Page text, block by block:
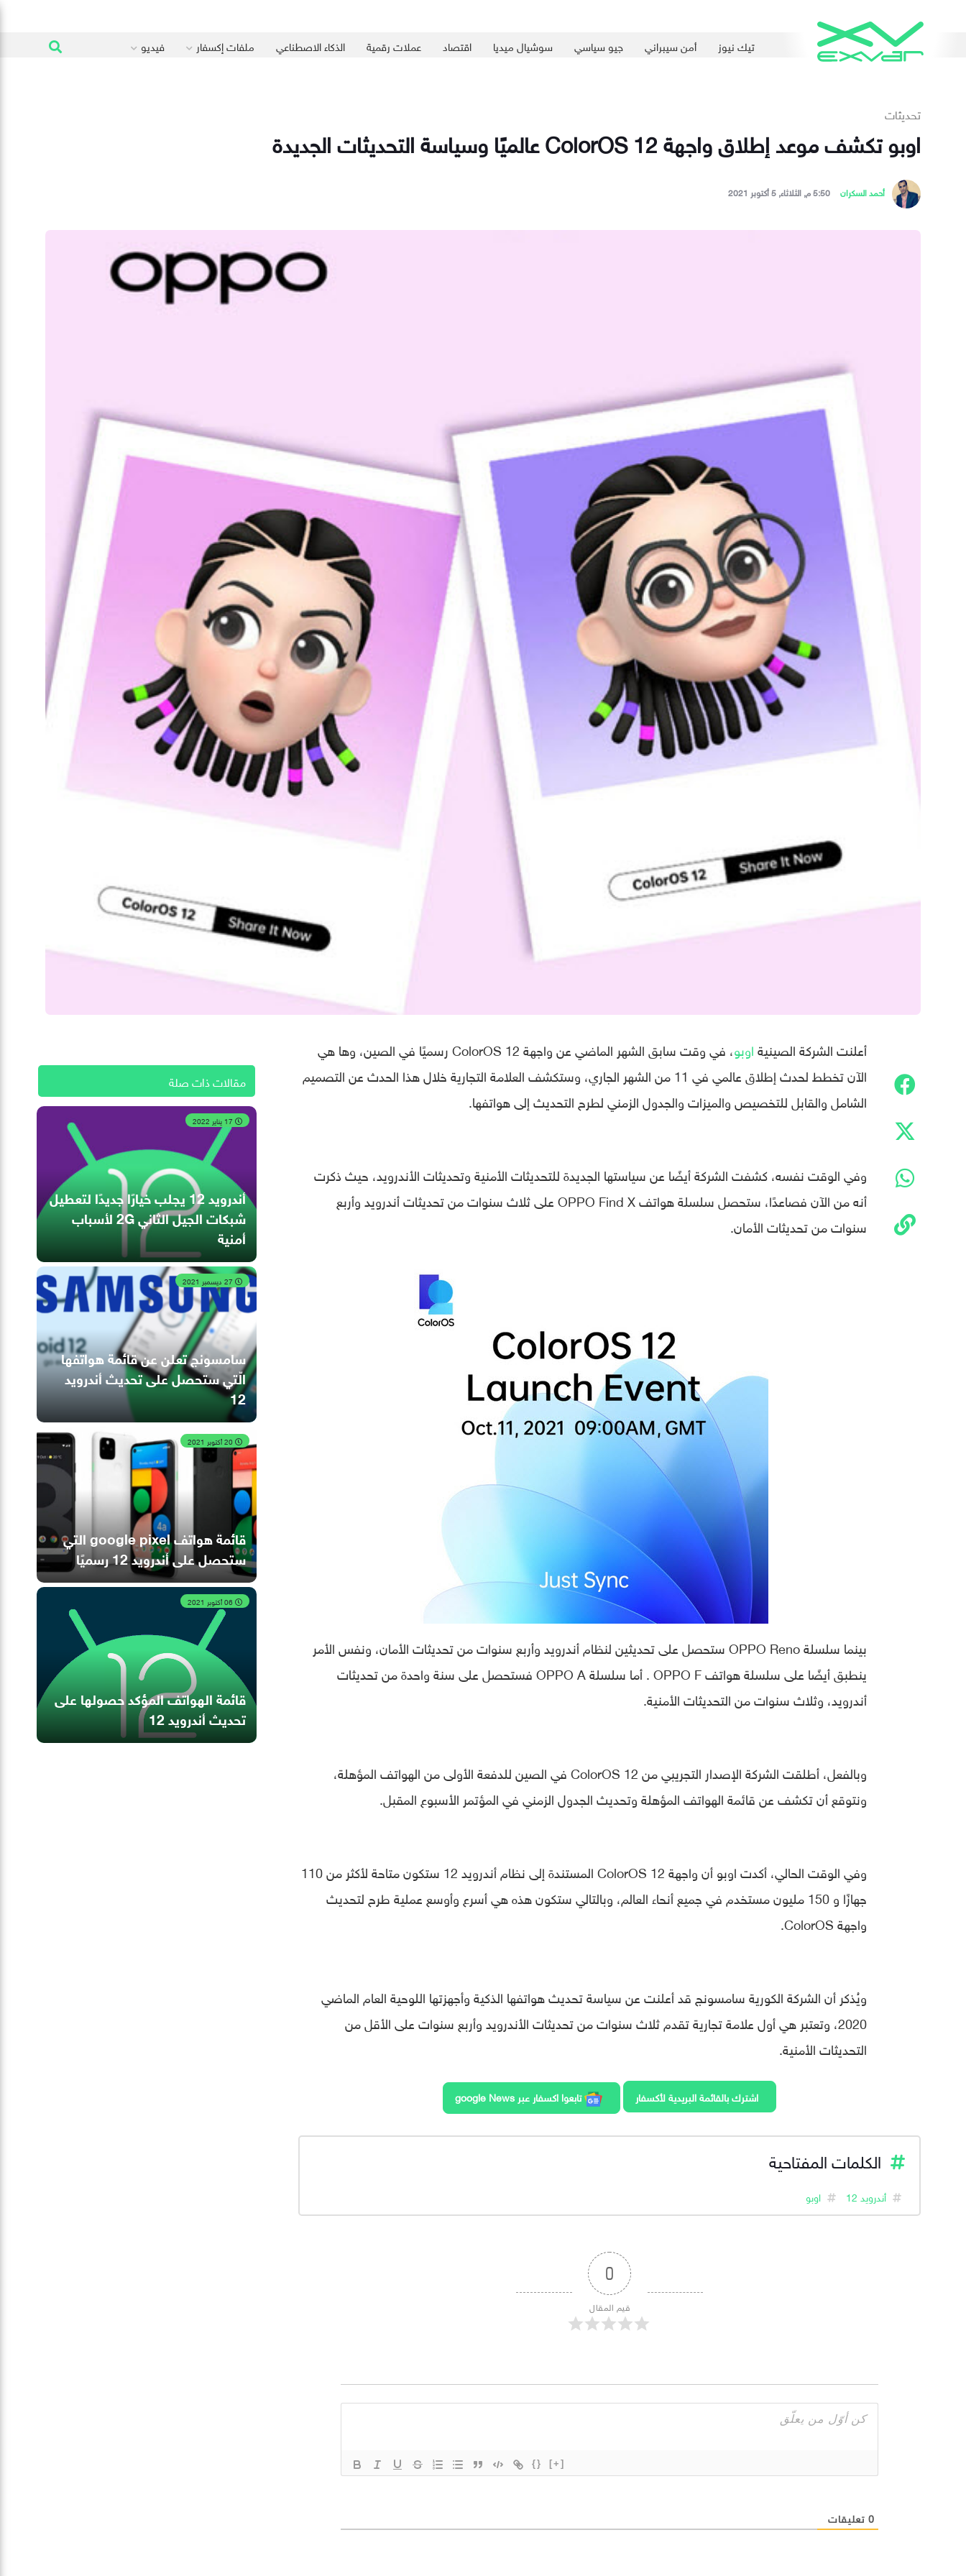
تيك نيوز أمن سيبراني جيو سياسي سوشيال ميديا اقتصاد عملات رقمية الذكاء الاصطناعي ملفات إكسفار فيديو
تحديثات
اوبو تكشف موعد إطلاق واجهة ColorOS 12 عالميًا وسياسة التحديثات الجديدة
أحمد السكران 5:50 م, الثلاثاء, 5 أكتوبر 2021
أعلنت الشركة الصينيةاوبو
، في وقت سابق الشهر الماضي عن واجهة ColorOS 12 رسميًا في الصين، وها هي
الآن تخطط لحدث إطلاق عالمي في 11 من الشهر الجاري، وستكشف العلامة التجارية خلال هذا الحدث عن التصميم
الشامل والقابل للتخصيص والميزات والجدول الزمني لطرح التحديث إلى هواتفها.
وفي الوقت نفسه، كشفت الشركة أيضًا عن سياستها الجديدة للتحديثات الأمنية وتحديثات الأندرويد، حيث ذكرت
أنه من الآن فصاعدًا، ستحصل سلسلة هواتف OPPO Find X على ثلاث سنوات من تحديثات أندرويد
وأربع
سنوات من تحديثات الأمان.
بينما سلسلة OPPO Reno ستحصل على تحديثين لنظام أندرويد وأربع سنوات من تحديثات الأمان، ونفس الأمر
ينطبق أيضًا على سلسلة هواتف OPPO F . أما سلسلة OPPO A فستحصل على سنة واحدة من تحديثات
أندرويد، وثلاث سنوات من التحديثات الأمنية.
وبالفعل، أطلقت الشركة الإصدار التجريبي من ColorOS 12 في الصين للدفعة الأولى من الهواتف المؤهلة،
ونتوقع أن تكشف عن قائمة الهواتف المؤهلة وتحديث الجدول الزمني في المؤتمر الأسبوع المقبل.
وفي الوقت الحالي، أكدت اوبو أن واجهة ColorOS 12 المستندة إلى نظام أندرويد 12 ستكون متاحة لأكثر من 110
جهازًا و 150 مليون مستخدم في جميع أنحاء العالم، وبالتالي ستكون هذه هي أسرع وأوسع عملية طرح لتحديث
واجهة ColorOS.
ويُذكر أن الشركة الكورية سامسونج قد أعلنت عن سياسة تحديث هواتفها الذكية وأجهزتها اللوحية العام الماضي
2020، وتعتبر هي أول علامة تجارية تقدم ثلاث سنوات من تحديثات الأندرويد وأربع سنوات على الأقل من
التحديثات الأمنية.
اشترك بالقائمة البريدية لأكسفار تابعوا اكسفار عبر google News
الكلمات المفتاحية
أندرويد 12 اوبو
0
قيم المقال
{} [+]
0 تعليقات
مقالات ذات صلة
أندرويد 12 يجلب خيارًا جديدًا لتعطيل
شبكات الجيل الثاني 2G لأسباب
أمنية
سامسونج تعلن عن قائمة هواتفها
الّتي ستحصل على تحديث أندرويد
12
قائمة هواتف google pixel التي
ستحصل على أندرويد 12 رسميًا
قائمة الهواتف المؤكد حصولها على
تحديث أندرويد 12